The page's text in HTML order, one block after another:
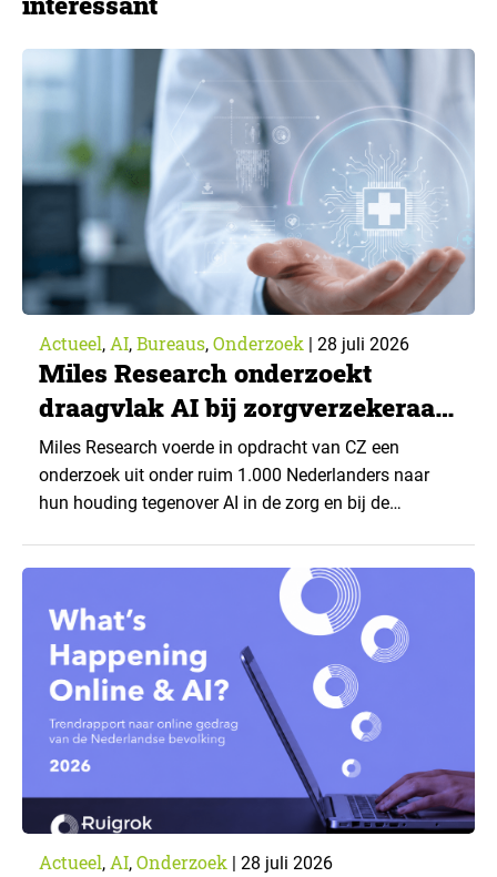
Actueel, AI, Bureaus, Onderzoek | 28 juli 2026
Miles Research onderzoekt
draagvlak AI bij zorgverzekeraar
CZ
Miles Research voerde in opdracht van CZ een
onderzoek uit onder ruim 1.000 Nederlanders naar
hun houding tegenover AI in de zorg en bij de
toepassingen, en waar trekken zij een grens? Dit
artikel is aangeleverd door kennispartner Miles
Research. ▼ De uitkomsten zijn…
Actueel, AI, Onderzoek | 28 juli 2026